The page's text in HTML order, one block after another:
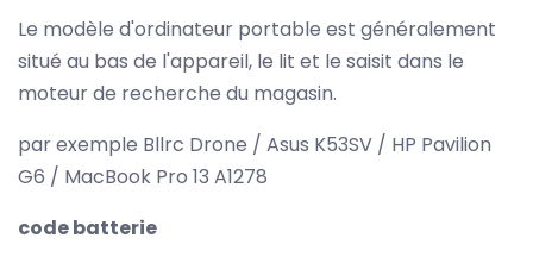
Le modèle d'ordinateur portable est généralement
situé au bas de l'appareil, le lit et le saisit dans le
moteur de recherche du magasin.
par exemple Bllrc Drone / Asus K53SV / HP Pavilion
G6 / MacBook Pro 13 A1278
code batterie